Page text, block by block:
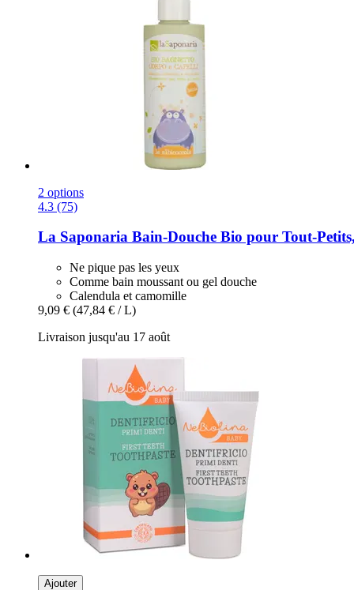
2 options
4.3 (75)
La Saponaria Bain-​Douche Bio pour Tout-​
Ne pique pas les yeux
Comme bain moussant ou gel douche
Calendula et camomille
9,09 € (47,84 € / L)
Livraison jusqu'au 17 août
Ajouter